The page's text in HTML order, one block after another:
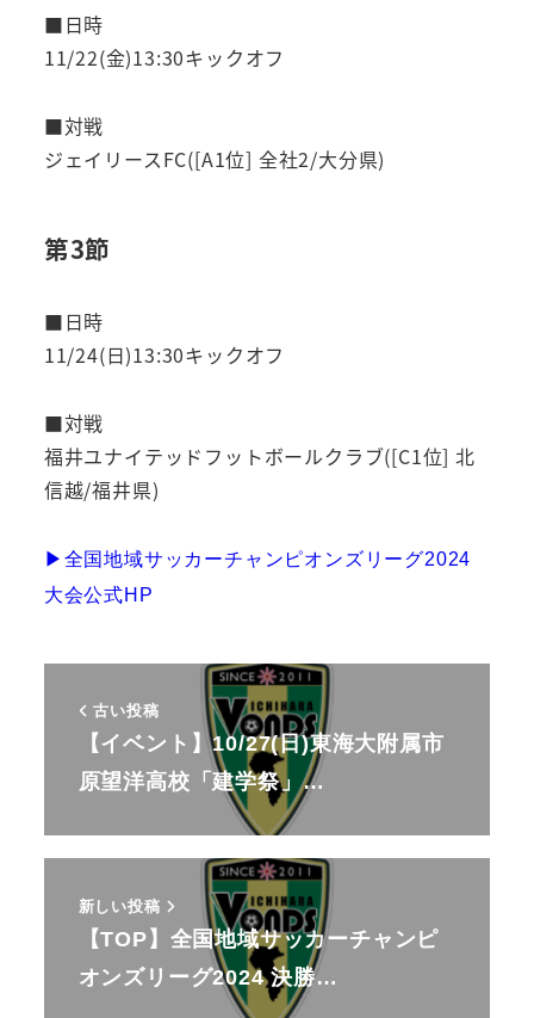
■日時
11/22(金)13:30キックオフ
■対戦
ジェイリースFC([A1位] 全社2/大分県)
第3節
■日時
11/24(日)13:30キックオフ
■対戦
福井ユナイテッドフットボールクラブ([C1位] 北
信越/福井県)
▶︎全国地域サッカーチャンピオンズリーグ2024
大会公式HP
古い投稿
【イベント】10/27(日)東海大附属市
原望洋高校「建学祭」…
新しい投稿
【TOP】全国地域サッカーチャンピ
オンズリーグ2024 決勝…